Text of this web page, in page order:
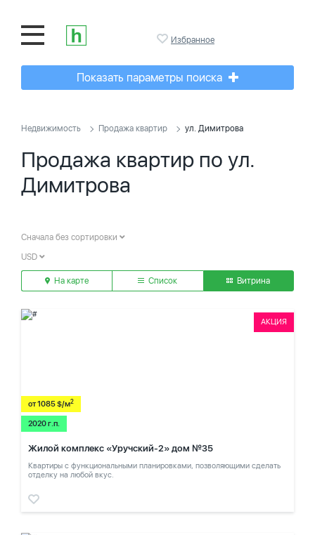
Избранное
Показать параметры поиска
Недвижимость Продажа квартир ул. Димитрова
Продажа квартир по ул.
Димитрова
Сначала без сортировки
USD
На карте Список Витрина
АКЦИЯ
от 1085 $/м2
2020 г.п.
Жилой комплекс «Уручский-2» дом №35
Квартиры с функциональными планировками, позволяющими сделать
отделку на любой вкус.